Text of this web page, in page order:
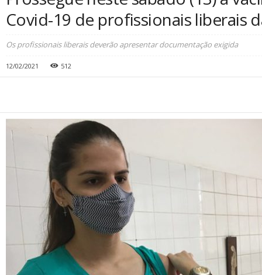
Covid-19 de profissionais liberais
Os profissionais liberais deverão apresentar documentação exigida
12/02/2021 512